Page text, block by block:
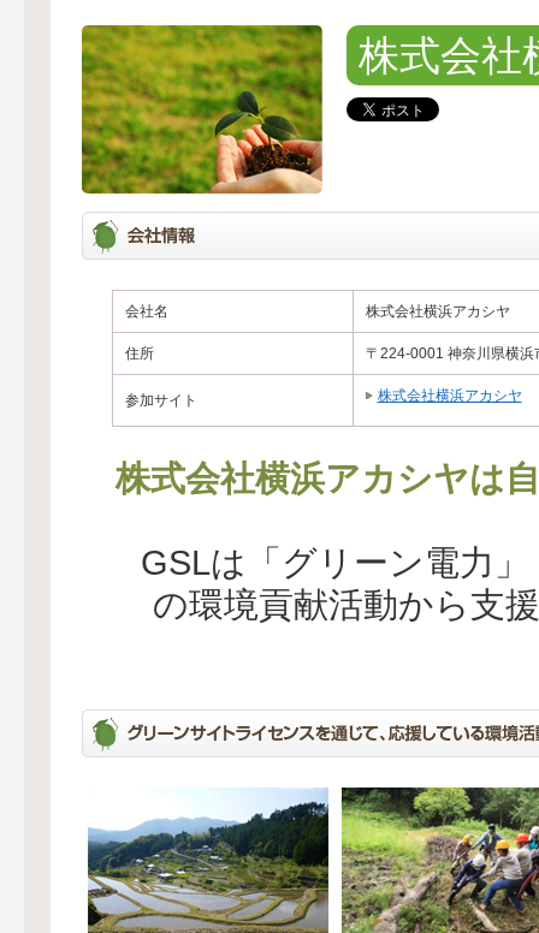
株式会社
会社名 株式会社横浜アカシヤ
住所 〒224-0001 神奈川県横
参加サイト 株式会社横浜アカシヤ
株式会社横浜アカシヤは
GSLは「グリーン電力
の環境貢献活動から支